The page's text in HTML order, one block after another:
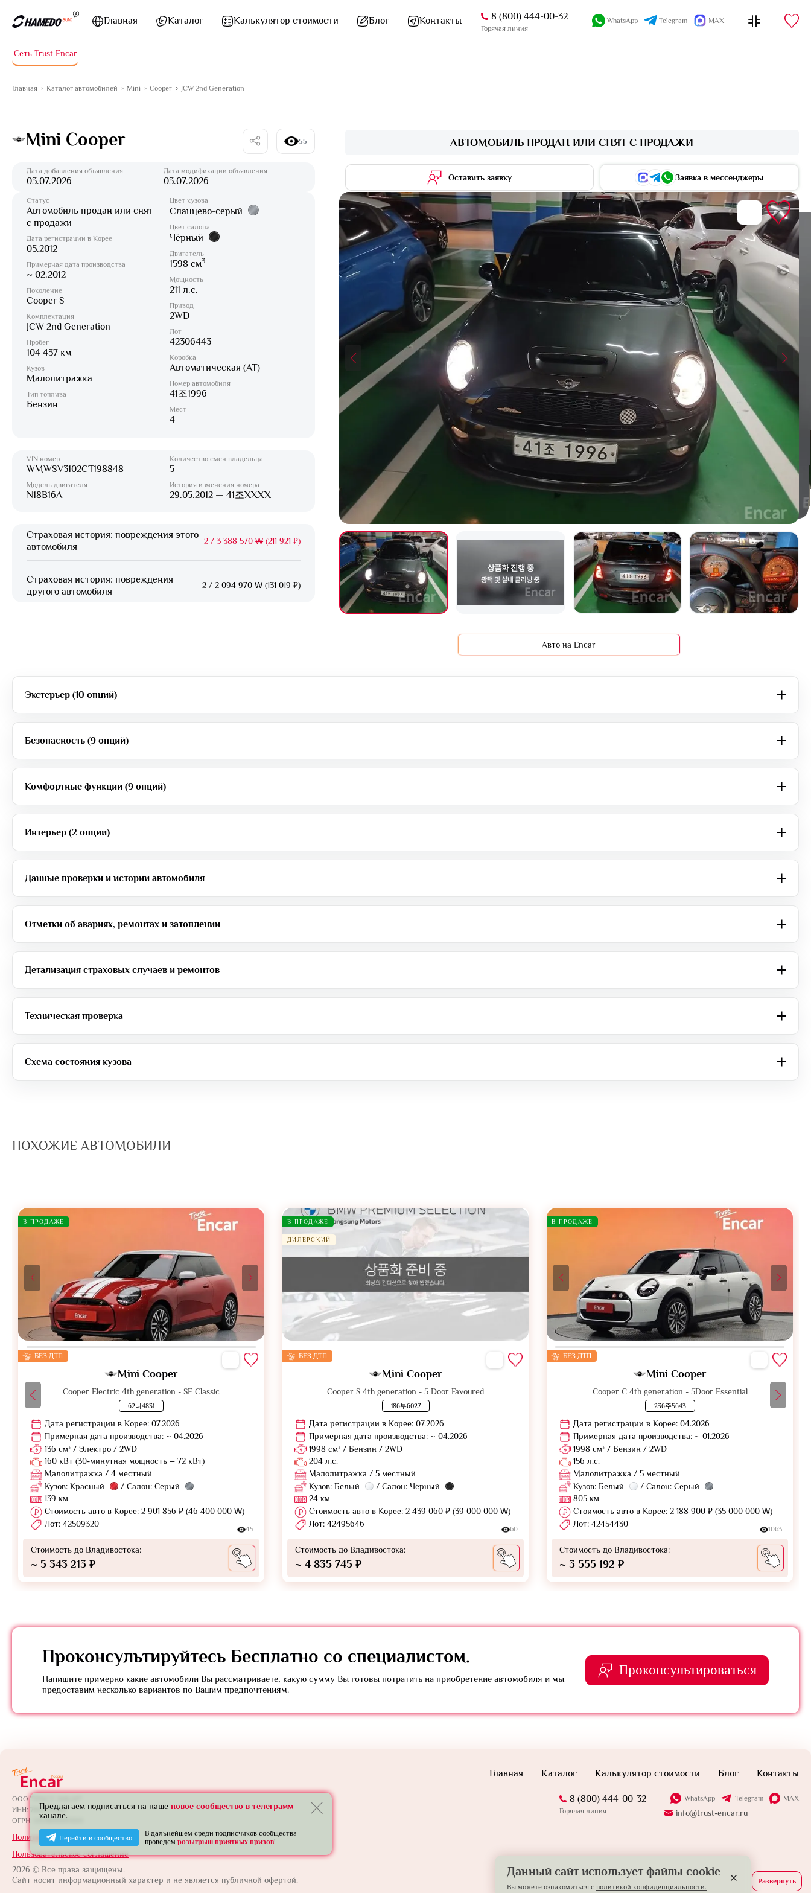
Главная
Каталог Калькулятор стоимости Блог Контакты 8 (800) 444-00-32
Горячая линия
WhatsApp Telegram MAX
Сеть Trust Encar
Главная Каталог автомобилей Mini Cooper JCW 2nd Generation
Mini Cooper 55
Дата добавления объявления
03.07.2026
Дата модификации объявления
03.07.2026
АВТОМОБИЛЬ ПРОДАН ИЛИ СНЯТ С ПРОДАЖИ
Оставить заявку Заявка в мессенджеры
Статус
Автомобиль продан или снят
с продажи
Дата регистрации в Корее
05.2012
Примерная дата производства
~ 02.2012
Поколение
Cooper S
Комплектация
JCW 2nd Generation
Пробег
104 437 км
Кузов
Малолитражка
Тип топлива
Бензин
Цвет кузова
Сланцево-серый
Цвет салона
Чёрный
Двигатель
1598 см3
Мощность
211 л.с.
Привод
2WD
Лот
42306443
Коробка
Автоматическая (AT)
Номер автомобиля
41조1996
Мест
4
VIN номер
WMWSV3102CT198848
Модель двигателя
N18B16A
Количество смен владельца
5
История изменения номера
29.05.2012 — 41조XXXX
Страховая история: повреждения этого
автомобиля
2 / 3 388 570 ₩ (211 921 ₽)
Страховая история: повреждения
другого автомобиля
2 / 2 094 970 ₩ (131 019 ₽)
Авто на Encar
Экстерьер (10 опций)
Безопасность (9 опций)
Комфортные функции (9 опций)
Интерьер (2 опции)
Данные проверки и истории автомобиля
Отметки об авариях, ремонтах и затоплении
Детализация страховых случаев и ремонтов
Техническая проверка
Схема состояния кузова
ПОХОЖИЕ АВТОМОБИЛИ
В ПРОДАЖЕ
БЕЗ ДТП
Mini Cooper
Cooper Electric 4th generation - SE Classic
62나4831
Дата регистрации в Корее: 07.2026
Примерная дата производства: ~ 04.2026
136 см³ / Электро / 2WD
160 кВт (30-минутная мощность = 72 кВт)
Малолитражка / 4 местный
Кузов: Красный
/ Салон: Серый
139 км
Стоимость авто в Корее: 2 901 856 ₽ (46 400 000 ₩)
Лот: 42509320
45
Стоимость до Владивостока:
~ 5 343 213 ₽
В ПРОДАЖЕ
ДИЛЕРСКИЙ
БЕЗ ДТП
Mini Cooper
Cooper S 4th generation - 5 Door Favoured
186부6027
Дата регистрации в Корее: 07.2026
Примерная дата производства: ~ 04.2026
1998 см³ / Бензин / 2WD
204 л.с.
Малолитражка / 5 местный
Кузов: Белый
/ Салон: Чёрный
24 км
Стоимость авто в Корее: 2 439 060 ₽ (39 000 000 ₩)
Лот: 42495646
60
Стоимость до Владивостока:
~ 4 835 745 ₽
В ПРОДАЖЕ
БЕЗ ДТП
Mini Cooper
Cooper C 4th generation - 5Door Essential
236주5643
Дата регистрации в Корее: 04.2026
Примерная дата производства: ~ 01.2026
1998 см³ / Бензин / 2WD
156 л.с.
Малолитражка / 5 местный
Кузов: Белый
/ Салон: Серый
805 км
Стоимость авто в Корее: 2 188 900 ₽ (35 000 000 ₩)
Лот: 42454430
1063
Стоимость до Владивостока:
~ 3 555 192 ₽
Проконсультируйтесь Бесплатно со специалистом.
Напишите примерно какие автомобили Вы рассматриваете, какую сумму Вы готовы потратить на приобретение автомобиля и мы
предоставим несколько вариантов по Вашим предпочтениям.
Проконсультироваться
ООО "ТРАСТ ЭНКАР"
ИНН: 7801739565
ОГРН: 1257800005924
Политика конфиденциальности
Пользовательское соглашение
2026 © Все права защищены.
Сайт носит информационный характер и не является публичной офертой.
Главная Каталог Калькулятор стоимости Блог Контакты
8 (800) 444-00-32
Горячая линия
WhatsApp Telegram MAX
info@trust-encar.ru
Данный сайт использует файлы cookie
Вы можете ознакомиться с политикой конфиденциальности.
Предлагаем подписаться на наше новое сообщество в телеграмм
канале.
Перейти в сообщество
В дальнейшем среди подписчиков сообщества
проведем розыгрыш приятных призов!
Развернуть